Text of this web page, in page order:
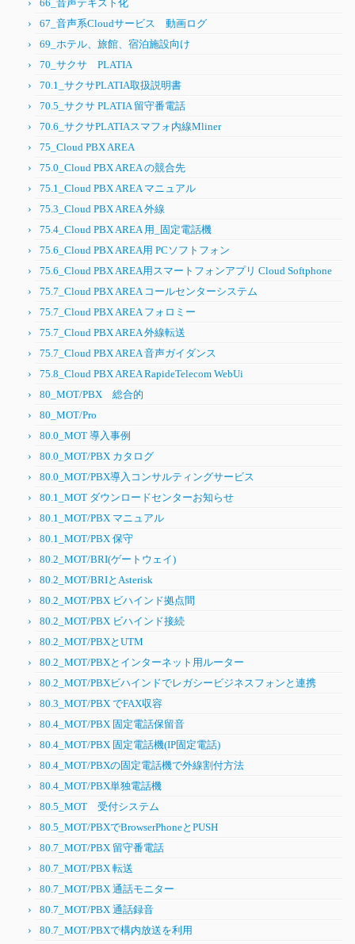
66_音声テキスト化
67_音声系Cloudサービス 動画ログ
69_ホテル、旅館、宿泊施設向け
70_サクサ PLATIA
70.1_サクサPLATIA取扱説明書
70.5_サクサ PLATIA 留守番電話
70.6_サクサPLATIAスマフォ内線Mliner
75_Cloud PBX AREA
75.0_Cloud PBX AREA の競合先
75.1_Cloud PBX AREA マニュアル
75.3_Cloud PBX AREA 外線
75.4_Cloud PBX AREA 用_固定電話機
75.6_Cloud PBX AREA用 PCソフトフォン
75.6_Cloud PBX AREA用スマートフォンアプリ Cloud Softphone
75.7_Cloud PBX AREA コールセンターシステム
75.7_Cloud PBX AREA フォロミー
75.7_Cloud PBX AREA 外線転送
75.7_Cloud PBX AREA 音声ガイダンス
75.8_Cloud PBX AREA RapideTelecom WebUi
80_MOT/PBX 総合的
80_MOT/Pro
80.0_MOT 導入事例
80.0_MOT/PBX カタログ
80.0_MOT/PBX導入コンサルティングサービス
80.1_MOT ダウンロードセンターお知らせ
80.1_MOT/PBX マニュアル
80.1_MOT/PBX 保守
80.2_MOT/BRI(ゲートウェイ)
80.2_MOT/BRIとAsterisk
80.2_MOT/PBX ビハインド拠点間
80.2_MOT/PBX ビハインド接続
80.2_MOT/PBXとUTM
80.2_MOT/PBXとインターネット用ルーター
80.2_MOT/PBXビハインドでレガシービジネスフォンと連携
80.3_MOT/PBX でFAX収容
80.4_MOT/PBX 固定電話保留音
80.4_MOT/PBX 固定電話機(IP固定電話)
80.4_MOT/PBXの固定電話機で外線割付方法
80.4_MOT/PBX単独電話機
80.5_MOT 受付システム
80.5_MOT/PBXでBrowserPhoneとPUSH
80.7_MOT/PBX 留守番電話
80.7_MOT/PBX 転送
80.7_MOT/PBX 通話モニター
80.7_MOT/PBX 通話録音
80.7_MOT/PBXで構内放送を利用